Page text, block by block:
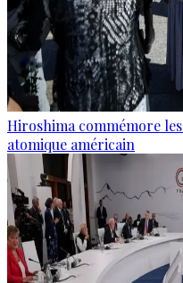
Hiroshima commémore
atomique américain